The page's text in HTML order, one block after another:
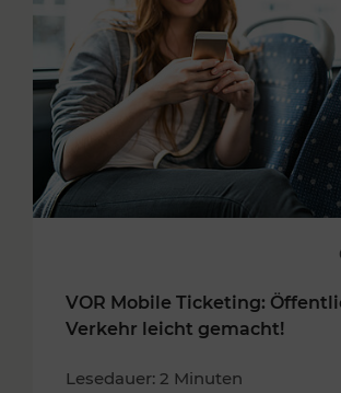
VOR Mobile Ticketing:
Verkehr leicht gemacht!
Lesedauer: 2 Minuten